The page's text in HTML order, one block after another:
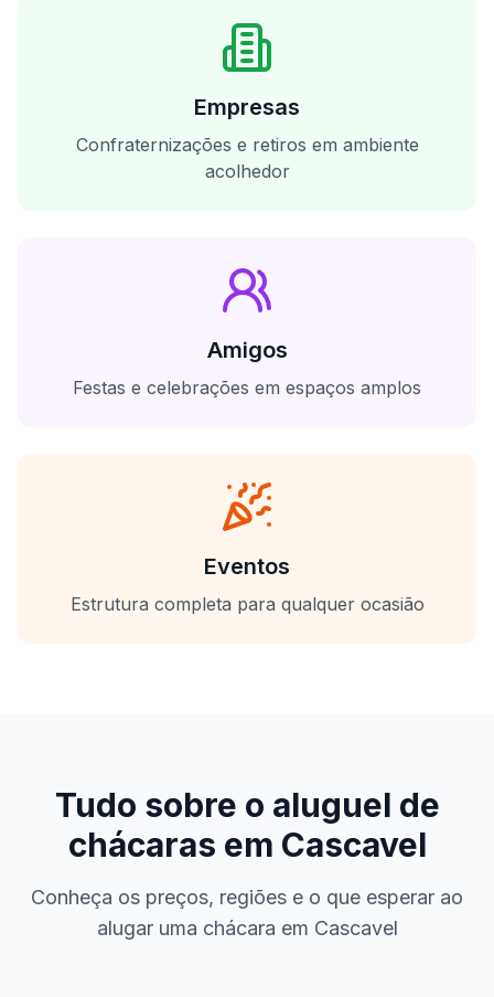
Empresas
Confraternizações e retiros em ambiente
acolhedor
Amigos
Festas e celebrações em espaços amplos
Eventos
Estrutura completa para qualquer ocasião
Tudo sobre o aluguel de
chácaras em Cascavel
Conheça os preços, regiões e o que esperar ao
alugar uma chácara em Cascavel